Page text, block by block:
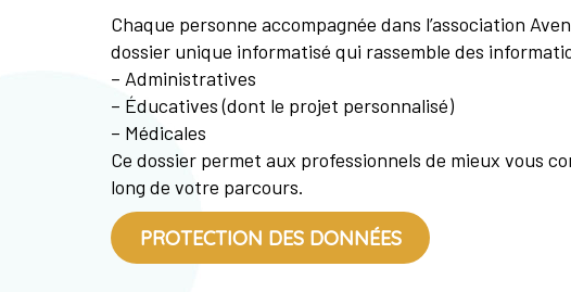
Chaque personne accompagnée dans l’association
dossier unique informatisé qui rassemble des
– Administratives
– Éducatives (dont le projet personnalisé)
– Médicales
Ce dossier permet aux professionnels de mieux vous
long de votre parcours.
PROTECTION DES DONNÉES